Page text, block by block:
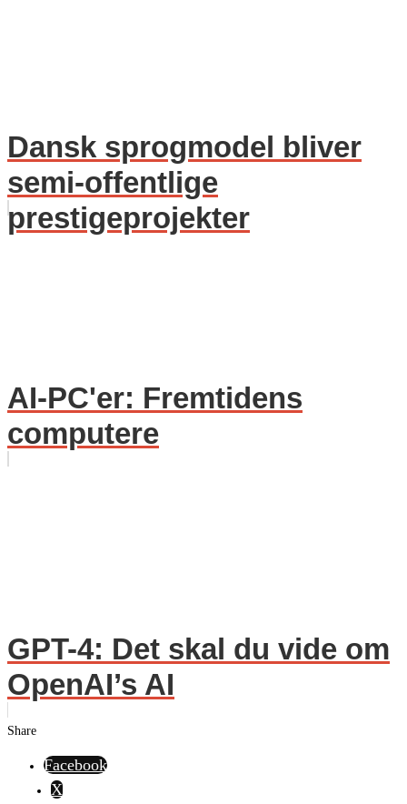
Dansk sprogmodel bliver
semi-offentlige
prestigeprojekter
AI-PC'er: Fremtidens
computere
GPT-4: Det skal du vide om
OpenAI’s AI
Share
Facebook
X